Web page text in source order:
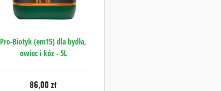
Pro-Biotyk (em15) dla bydła,
owiec i kóz - 5L
86,00 zł